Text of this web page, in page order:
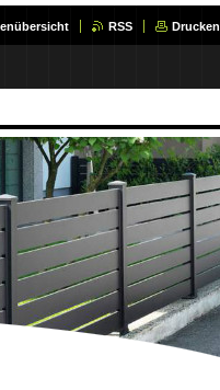
RSS Drucken